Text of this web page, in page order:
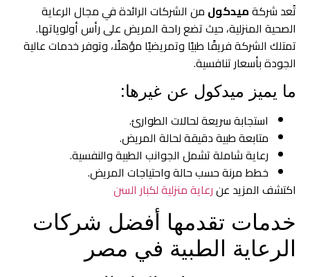
تُعد شركةميدكول من الشركات الرائدة في مجال الرعاية
الصحية المنزلية، حيث تضع راحة المريض على رأس أولوياتها.
تمتلك الشركة فريقًا طبيًا وتمريضيًا مؤهلًا، وتوفر خدمات عالية
الجودة بأسعار تنافسية.
ما يميز ميدكول عن غيرها:
استجابة سريعة لحالات الطوارئ.
متابعة طبية دقيقة لحالة المريض.
رعاية شاملة تشمل الجوانب الطبية والنفسية.
خطط مرنة حسب حالة واحتياجات المريض.
اكتشف المزيد عنرعاية منزلية لكبار السن
خدمات تقدمها أفضل شركات
الرعاية الطبية في مصر